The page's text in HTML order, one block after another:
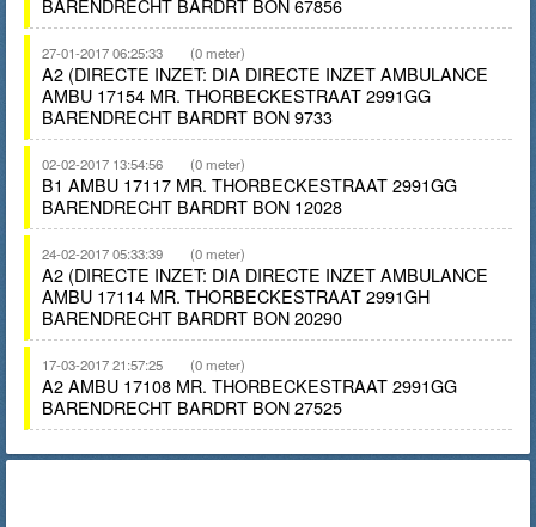
BARENDRECHT BARDRT BON 67856
27-01-2017 06:25:33 (0 meter)
A2 (DIRECTE INZET: DIA DIRECTE INZET AMBULANCE
AMBU 17154 MR. THORBECKESTRAAT 2991GG
BARENDRECHT BARDRT BON 9733
02-02-2017 13:54:56 (0 meter)
B1 AMBU 17117 MR. THORBECKESTRAAT 2991GG
BARENDRECHT BARDRT BON 12028
24-02-2017 05:33:39 (0 meter)
A2 (DIRECTE INZET: DIA DIRECTE INZET AMBULANCE
AMBU 17114 MR. THORBECKESTRAAT 2991GH
BARENDRECHT BARDRT BON 20290
17-03-2017 21:57:25 (0 meter)
A2 AMBU 17108 MR. THORBECKESTRAAT 2991GG
BARENDRECHT BARDRT BON 27525